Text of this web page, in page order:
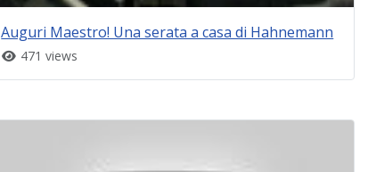
Auguri Maestro! Una serata a casa di Hahnemann
471 views